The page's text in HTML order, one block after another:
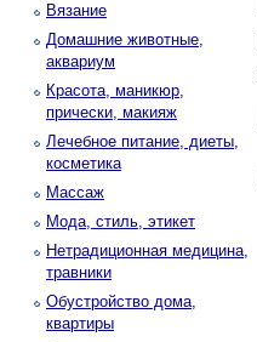
Вязание
Домашние животные,
аквариум
Красота, маникюр,
прически, макияж
Лечебное питание, диеты,
косметика
Массаж
Мода, стиль, этикет
Нетрадиционная медицина,
травники
Обустройство дома,
квартиры